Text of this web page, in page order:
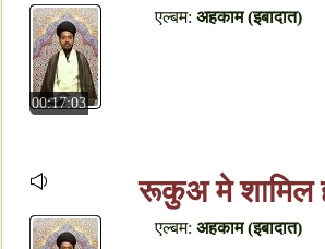
00:17:03
एल्बम: अहकाम (इबादात)
रूकुअ मे शामिल
एल्बम: अहकाम (इबादात)